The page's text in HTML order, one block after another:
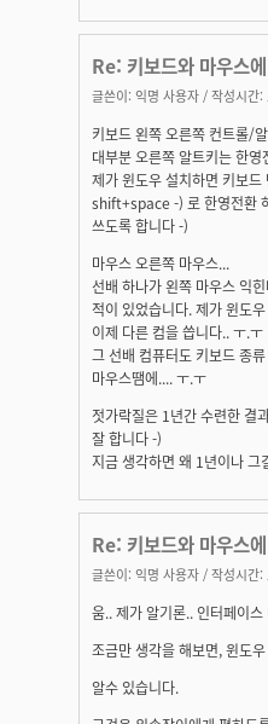
Re: 키보드와 마우스
글쓴이: 익명 사용자 / 작성시간
키보드 왼쪽 오른쪽 컨트롤/
대부분 오른쪽 알트키는 한
제가 윈도우 설치하면 키보
shift+space -) 로 한영전환
쓰도록 합니다 -)
마우스 오른쪽 마우스...
선배 하나가 왼쪽 마우스 익
적이 있었습니다. 제가 윈도
이제 다른 컴을 씁니다.. ㅜ.ㅜ
그 선배 컴퓨터도 키보드 종
마우스땜에.... ㅜ.ㅜ
젓가락질은 1년간 수련한 결
잘 합니다 -)
지금 생각하면 왜 1년이나 그
Re: 키보드와 마우스
글쓴이: 익명 사용자 / 작성시간
움.. 제가 알기론.. 인터페이
조금만 생각을 해보면, 윈도
알수 있습니다.